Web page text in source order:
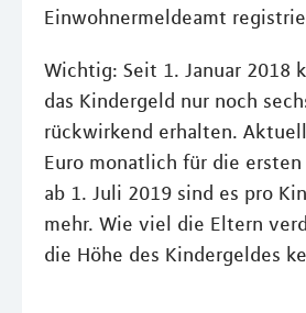
Einwohnermeldeamt
Wichtig: Seit 1. Januar 2018
das Kindergeld nur noch
rückwirkend erhalten.
Euro monatlich für die
ab 1. Juli 2019 sind es pro
mehr. Wie viel die Eltern
die Höhe des Kindergeldes